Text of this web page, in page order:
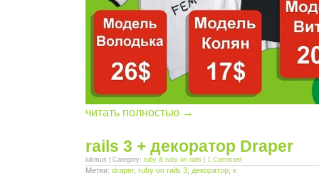
читать полностью →
rails 3 + декоратор Draper
lukmus | Category: ruby & ruby on rails 1 Comment
Метки: draper, ruby on rails 3 декоратор к